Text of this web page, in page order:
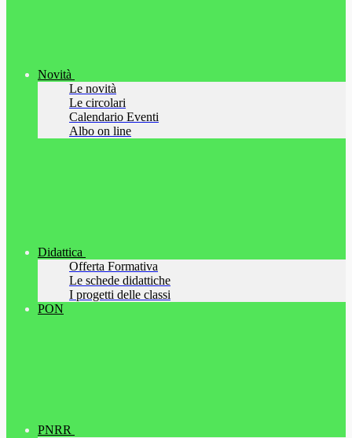
Novità
Le novità
Le circolari
Calendario Eventi
Albo on line
Didattica
Offerta Formativa
Le schede didattiche
I progetti delle classi
PON
PNRR